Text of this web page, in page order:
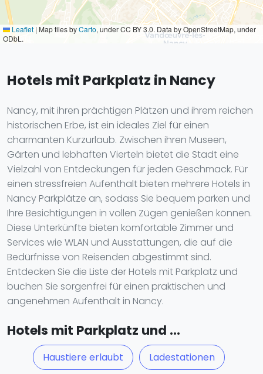
Leaflet | Map tiles byCarto, under CC BY 3.0. Data by OpenStreetMap, under
ODbL.
Hotels mit Parkplatz in Nancy
Nancy, mit ihren prächtigen Plätzen und ihrem reichen
historischen Erbe, ist ein ideales Ziel für einen
charmanten Kurzurlaub. Zwischen ihren Museen,
Gärten und lebhaften Vierteln bietet die Stadt eine
Vielzahl von Entdeckungen für jeden Geschmack. Für
einen stressfreien Aufenthalt bieten mehrere Hotels in
Nancy Parkplätze an, sodass Sie bequem parken und
Ihre Besichtigungen in vollen Zügen genießen können.
Diese Unterkünfte bieten komfortable Zimmer und
Services wie WLAN und Ausstattungen, die auf die
Bedürfnisse von Reisenden abgestimmt sind.
Entdecken Sie die Liste der Hotels mit Parkplatz und
buchen Sie sorgenfrei für einen praktischen und
angenehmen Aufenthalt in Nancy.
Hotels mit Parkplatz und ...
Haustiere erlaubt Ladestationen